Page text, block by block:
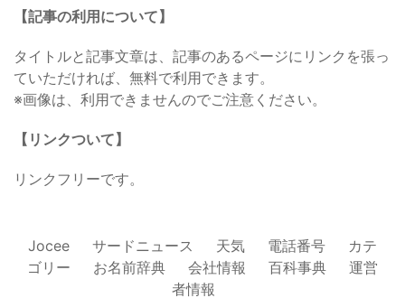
【記事の利用について】
タイトルと記事文章は、記事のあるページにリンクを張っ
ていただければ、無料で利用できます。
※画像は、利用できませんのでご注意ください。
【リンクついて】
リンクフリーです。
Jocee サードニュース 天気 電話番号
カテ
ゴリー
お名前辞典 会社情報 百科事典
運営
者情報